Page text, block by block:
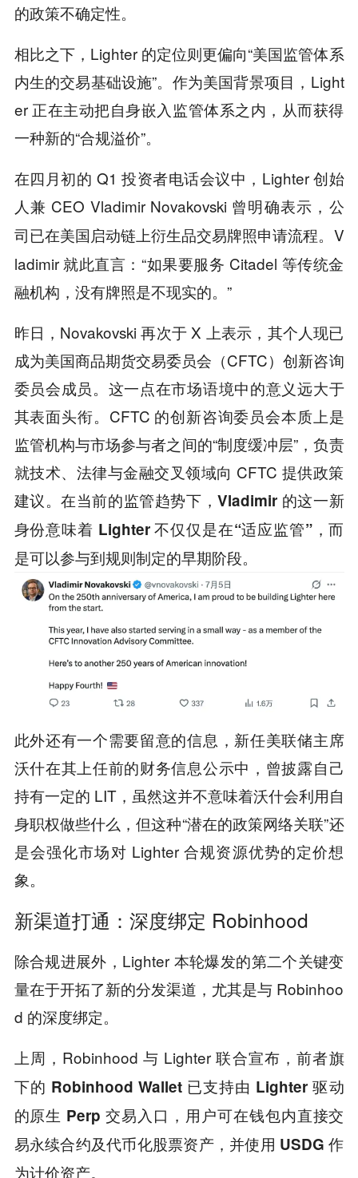
的政策不确定性。
相比之下，Lighter 的定位则更偏向“美国监管体系
内生的交易基础设施”。作为美国背景项目，Light
er 正在主动把自身嵌入监管体系之内，从而获得
一种新的“合规溢价”。
在四月初的 Q1 投资者电话会议中，Lighter 创始
人兼 CEO Vladimir Novakovski 曾明确表示， 公
司已在美国启动链上衍生品交易牌照申请流程。 V
ladimir 就此直言：“如果要服务 Citadel 等传统金
融机构，没有牌照是不现实的。”
昨日，Novakovski 再次于 X 上表示，其个人现已
成为美国商品期货交易委员会（CFTC）创新咨询
委员会成员。这一点在市场语境中的意义远大于
其表面头衔。CFTC 的创新咨询委员会本质上是
监管机构与市场参与者之间的“制度缓冲层”，负责
就技术、法律与金融交叉领域向 CFTC 提供政策
建议。在当前的监管趋势下，Vladimir 的这一新
身份意味着 Lighter 不仅仅是在“适应监管”，而
是可以参与到规则制定的早期阶段。
此外还有一个需要留意的信息，新任美联储主席
沃什在其上任前的财务信息公示中，曾披露自己
持有一定的 LIT，虽然这并不意味着沃什会利用自
身职权做些什么，但这种“潜在的政策网络关联”还
是会强化市场对 Lighter 合规资源优势的定价想
象。
新渠道打通：深度绑定 Robinhood
除合规进展外，Lighter 本轮爆发的第二个关键变
量在于开拓了新的分发渠道，尤其是与 Robinhoo
d 的深度绑定。
上周，Robinhood 与 Lighter 联合宣布，前者旗
下的 Robinhood Wallet 已支持由 Lighter 驱动
的原生 Perp 交易入口，用户可在钱包内直接交
易永续合约及代币化股票资产，并使用 USDG 作
为计价资产。